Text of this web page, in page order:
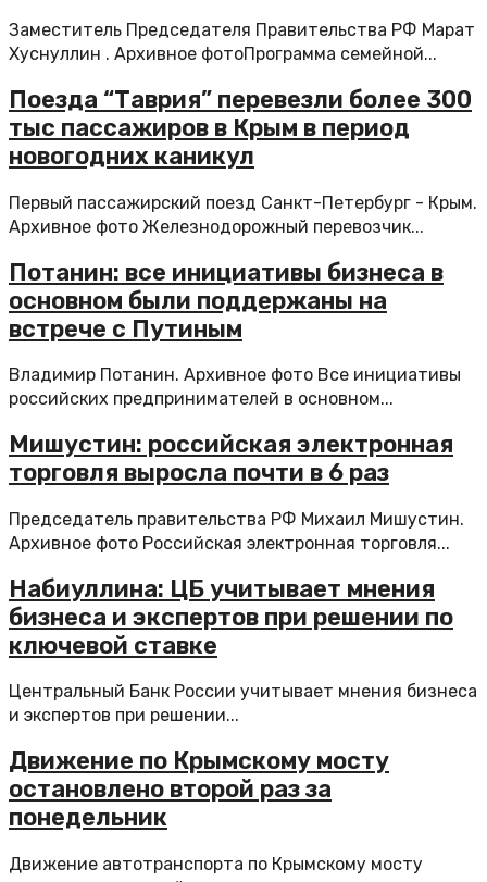
Заместитель Председателя Правительства РФ Марат
Хуснуллин . Архивное фотоПрограмма семейной...
Поезда “Таврия” перевезли более 300
тыс пассажиров в Крым в период
новогодних каникул
Первый пассажирский поезд Санкт-Петербург - Крым.
Архивное фото Железнодорожный перевозчик...
Потанин: все инициативы бизнеса в
основном были поддержаны на
встрече с Путиным
Владимир Потанин. Архивное фото Все инициативы
российских предпринимателей в основном...
Мишустин: российская электронная
торговля выросла почти в 6 раз
Председатель правительства РФ Михаил Мишустин.
Архивное фото Российская электронная торговля...
Набиуллина: ЦБ учитывает мнения
бизнеса и экспертов при решении по
ключевой ставке
Центральный Банк России учитывает мнения бизнеса
и экспертов при решении...
Движение по Крымскому мосту
остановлено второй раз за
понедельник
Движение автотранспорта по Крымскому мосту